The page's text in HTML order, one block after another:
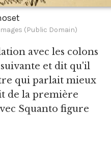
(Public Domain)
avec les colons
et dit qu'il
qui parlait mieux
de la première
Squanto figure